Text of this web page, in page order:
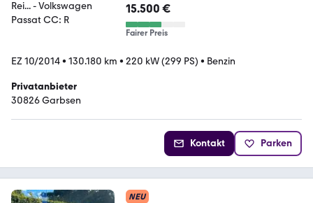
15.500 €
Fairer Preis
EZ 10/2014• 130.180 km • 220 kW (299 PS) • Benzin
Privatanbieter
30826 Garbsen
Kontakt Parken
NEU